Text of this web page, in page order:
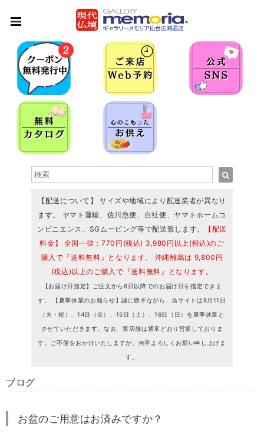
【配送について】 サイズや地域により配送業者が異なり
ます。 ヤマト運輸、佐川急便、自社便、ヤマトホームコ
ンビニエンス、SGムービング等で配送致します。
【配送
料金】 全国一律：770円(税込) 3,980円以上(税込)のご
購入で『送料無料』となります。 沖縄離島は 9,800円
(税込)以上のご購入で『送料無料』となります。
【お届け日指定】ご注文から6日以降でのお届け日を指定できま
す。 【夏季休業のお知らせ】誠に勝手ながら、当サイトは8月11日
（火・祝）、14日（金）、15日（土）、16日（日）を夏季休業と
させていただきます。なお、実店舗は通常どおり営業しておりま
す。ご不便をおかけいたしますが、何卒よろしくお願い申し上げま
す。
ブログ
お盆のご用意はお済みですか？